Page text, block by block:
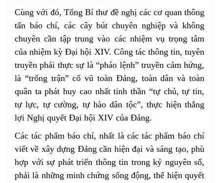
Cùng với đó, Tổng Bí thư đề nghị các cơ quan thông
tấn báo chí, các cây bút chuyên nghiệp và không
chuyên cần tập trung vào các nhiệm vụ trọng tâm
của nhiệm kỳ Đại hội XIV. Công tác thông tin, tuyên
truyền phải thực sự là “pháo lệnh” truyền cảm hứng,
là “trống trận” cổ vũ toàn Đảng, toàn dân và toàn
quân ta phát huy cao nhất tinh thần “tự chủ, tự tin,
tự lực, tự cường, tự hào dân tộc”, thực hiện thắng
lợi Nghị quyết Đại hội XIV của Đảng.
Các tác phẩm báo chí, nhất là các tác phẩm báo chí
viết về xây dựng Đảng cần hiện đại và sáng tạo, phù
hợp với sự phát triển thông tin trong kỷ nguyên số,
phải là những minh chứng sống động, thể hiện quyết